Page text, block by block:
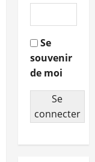
Se
souvenir
de moi
Se
connecter